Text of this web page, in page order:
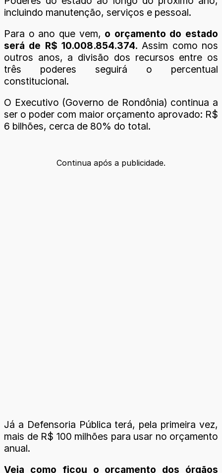
incluindo manutenção, serviços e pessoal.
Para o ano que vem, o orçamento do estado
será de R$ 10.008.854.374. Assim como nos
outros anos, a divisão dos recursos entre os
três poderes seguirá o percentual
constitucional.
O Executivo (Governo de Rondônia) continua a
ser o poder com maior orçamento aprovado: R$
6 bilhões, cerca de 80% do total.
Continua após a publicidade.
Já a Defensoria Pública terá, pela primeira vez,
mais de R$ 100 milhões para usar no orçamento
anual.
Veja como ficou o orçamento dos órgãos